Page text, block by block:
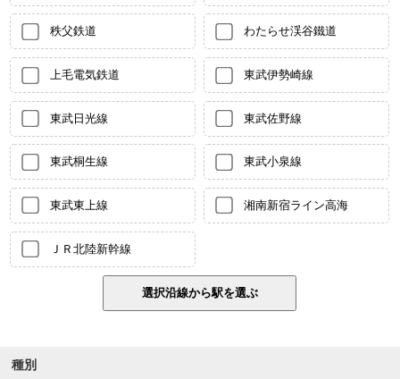
秩父鉄道 わたらせ渓谷鐵道
上毛電気鉄道 東武伊勢崎線
東武日光線 東武佐野線
東武桐生線 東武小泉線
東武東上線 湘南新宿ライン高海
ＪＲ北陸新幹線
種別